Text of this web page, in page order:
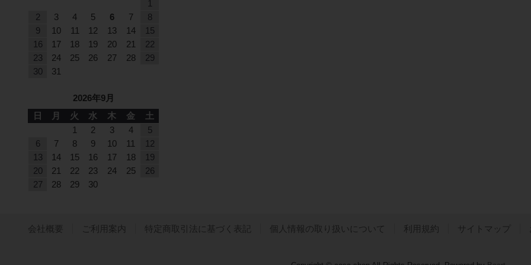
1
2
3 4 5 6 7
8
9
10 11 12 13 14
15
16
17 18 19 20 21
22
23
24 25 26 27 28
29
30
31
2026年9月
日
月 火 水 木 金
土
1
2 3 4
5
6
7 8 9 10 11
12
13
14 15 16 17 18
19
20
21 22 23 24 25
26
27
28 29 30
会社概要 ご利用案内 特定商取引法に基づく表記 個人情報の取り扱いについて 利用規約 サイトマップ